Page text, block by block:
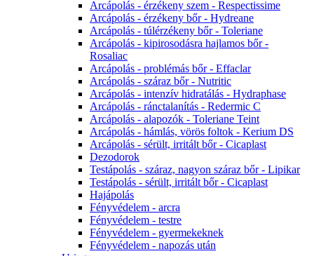
Arcápolás - érzékeny szem - Respectissime
Arcápolás - érzékeny bőr - Hydreane
Arcápolás - túlérzékeny bőr - Toleriane
Arcápolás - kipirosodásra hajlamos bőr -
Rosaliac
Arcápolás - problémás bőr - Effaclar
Arcápolás - száraz bőr - Nutritic
Arcápolás - intenzív hidratálás - Hydraphase
Arcápolás - ránctalanítás - Redermic C
Arcápolás - alapozók - Toleriane Teint
Arcápolás - hámlás, vörös foltok - Kerium DS
Arcápolás - sérült, irritált bőr - Cicaplast
Dezodorok
Testápolás - száraz, nagyon száraz bőr - Lipikar
Testápolás - sérült, irritált bőr - Cicaplast
Hajápolás
Fényvédelem - arcra
Fényvédelem - testre
Fényvédelem - gyermekeknek
Fényvédelem - napozás után